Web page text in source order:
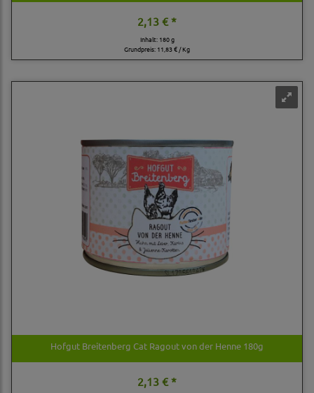
2,13 € *
Inhalt: 180 g
Grundpreis: 11,83 € / Kg
Hofgut Breitenberg Cat Ragout von der Henne 180g
2,13 € *